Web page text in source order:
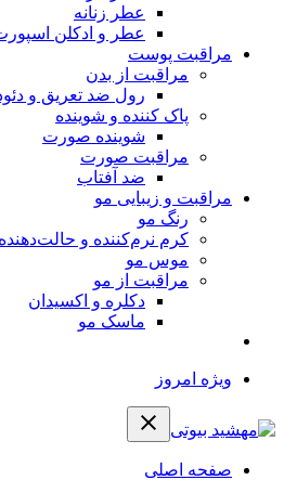
عطر زنانه
عطر و ادکلن
مراقبت پوست
مراقبت از بدن
رول ضد تعریق و
پاک کننده و شوینده
شوینده صورت
مراقبت صورت
ضد آفتاب
مراقبت و زیبایی مو
رنگ مو
کرم نرم‌کننده و حالت‌دهنده
موس مو
مراقبت از مو
دکلره و اکسیدان
ماسک مو
ویژه امروز
صفحه اصلی